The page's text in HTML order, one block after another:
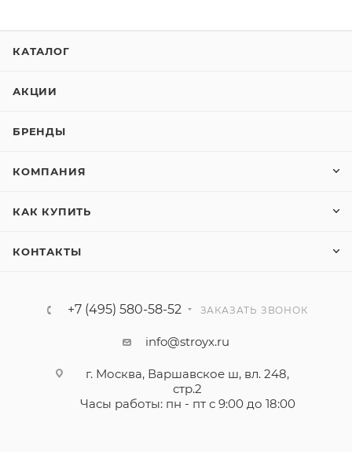
КАТАЛОГ
АКЦИИ
БРЕНДЫ
КОМПАНИЯ
КАК КУПИТЬ
КОНТАКТЫ
+7 (495) 580-58-52 ЗАКАЗАТЬ ЗВОНОК
info@stroyx.ru
г. Москва, Варшавское ш, вл. 248,
стр.2
Часы работы: пн - пт с 9:00 до 18:00